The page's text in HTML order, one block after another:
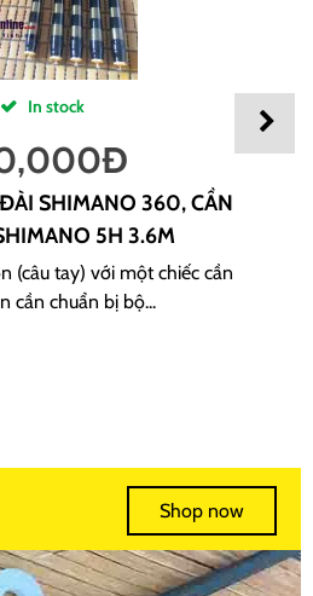
In stock
Đ
SHIMANO 360, CẦN
5H 3.6M
(câu tay) với một chiếc cần
cần chuẩn bị bộ...
Shop now